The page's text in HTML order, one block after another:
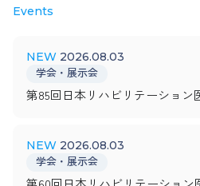
Events
2026.08.03
学会・展示会
第85回日本リハビリテーション
2026.08.03
学会・展示会